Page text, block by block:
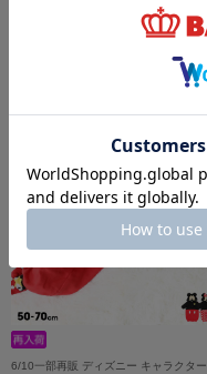
ディズニー ベビー3点セット 9136B
6/10一部再販 ディズニー キャラクター